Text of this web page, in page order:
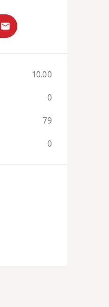
10.00
0
79
0